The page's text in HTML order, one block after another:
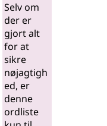
Selv om
der er
gjort alt
for at
sikre
nøjagtigh
ed, er
denne
ordliste